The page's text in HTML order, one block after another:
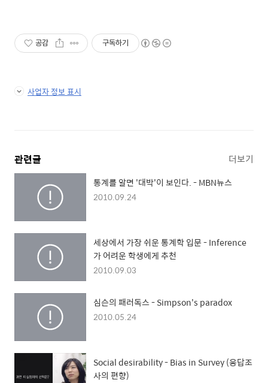
공감 구독하기
사업자 정보 표시
관련글 더보기
통계를 알면 '대박'이 보인다. - MBN뉴스
2010.09.24
세상에서 가장 쉬운 통계학 입문 - Inference
가 어려운 학생에게 추천
2010.09.03
심슨의 패러독스 - Simpson's paradox
2010.05.24
Social desirability - Bias in Survey (응답조
사의 편향)